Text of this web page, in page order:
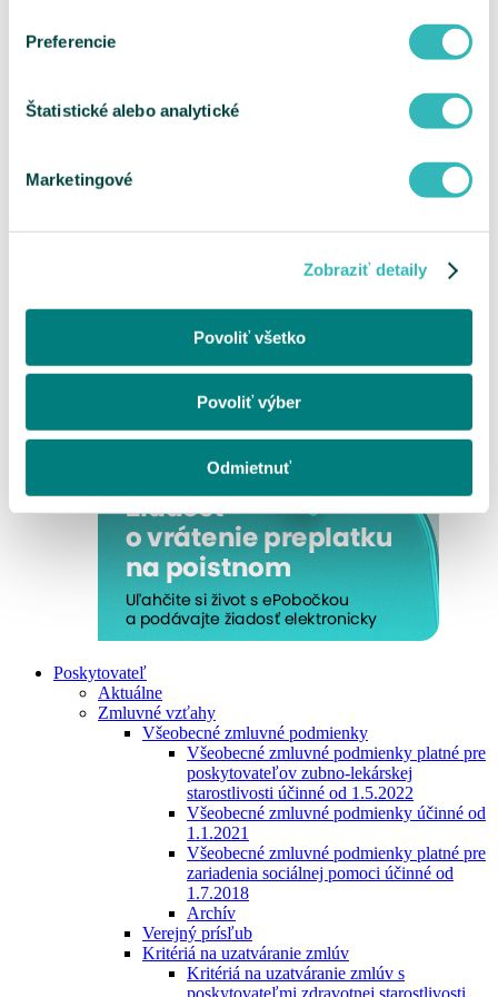
Preferencie
Štatistické alebo analytické
Marketingové
Zobraziť detaily
Povoliť všetko
Povoliť výber
Odmietnuť
Poskytovateľ
Aktuálne
Zmluvné vzťahy
Všeobecné zmluvné podmienky
Všeobecné zmluvné podmienky platné pre
poskytovateľov zubno-lekárskej
starostlivosti účinné od 1.5.2022
Všeobecné zmluvné podmienky účinné od
1.1.2021
Všeobecné zmluvné podmienky platné pre
zariadenia sociálnej pomoci účinné od
1.7.2018
Archív
Verejný prísľub
Kritériá na uzatváranie zmlúv
Kritériá na uzatváranie zmlúv s
poskytovateľmi zdravotnej starostlivosti